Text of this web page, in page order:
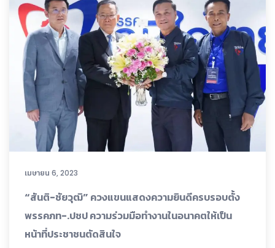
เมษายน 6, 2023
“สันติ-ชัยวุฒิ” ควงแขนแสดงความยินดีครบรอบตั้ง
พรรคภท-.ปชป ความร่วมมือทำงานในอนาคตให้เป็น
หน้าที่ประชาชนตัดสินใจ